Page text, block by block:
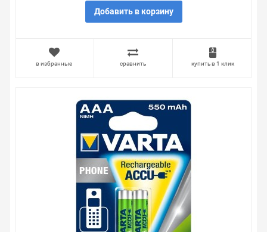
соответствии с Законом Российской Федерации «О
защите прав потребителя». Это не значит, что нужно
Правила, согласно которым урегулируется проблема,
очень простые. Мы просто заменяем некачественный
товар на то, который соответствует ожиданиям, или
Наличие Аккумулятор AAA VARTA Phone Power HR03
800мАч (упаковка 2шт) 4008496330867 на складе
уточняйте у менеджера. Также можно получить
консультацию по тому, что мы продаем, узнать
преимущества конкретного товара, получить
информацию об отличительных особенностях товара,
который вы собираетесь купить. Мы всегда рады
помочь, посоветовать, рассказать подробно о товарах
из нашего ассортимента.
Свяжитесь с нами любым способом, который для вас
наиболее удобен. С удовольствием ответим на все
Добавить в корзину
в избранные сравнить купить в 1 клик